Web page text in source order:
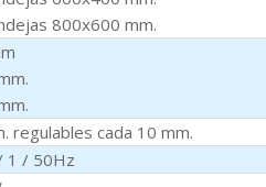
800x600 mm.
regulables cada 10 mm.
1 / 50Hz